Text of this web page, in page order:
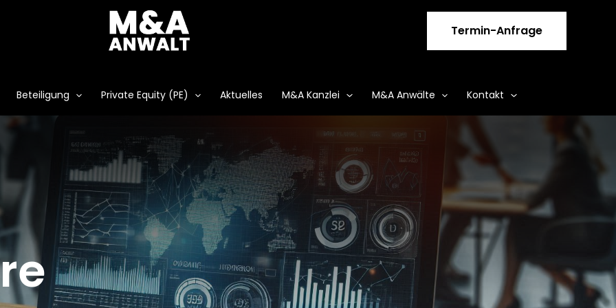
Termin-Anfrage
Beteiligung Private Equity (PE) Aktuelles M&A Kanzlei M&A Anwälte Kontakt